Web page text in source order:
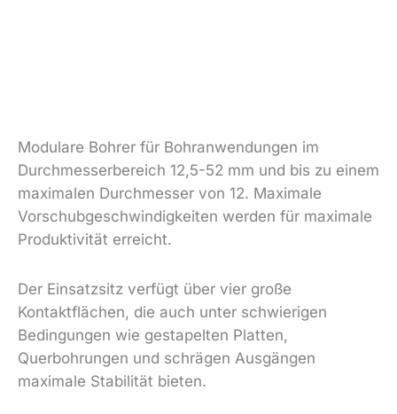
Modulare Bohrer für Bohranwendungen im
Durchmesserbereich 12,5-52 mm und bis zu einem
maximalen Durchmesser von 12. Maximale
Vorschubgeschwindigkeiten werden für maximale
Produktivität erreicht.
Der Einsatzsitz verfügt über vier große
Kontaktflächen, die auch unter schwierigen
Bedingungen wie gestapelten Platten,
Querbohrungen und schrägen Ausgängen
maximale Stabilität bieten.